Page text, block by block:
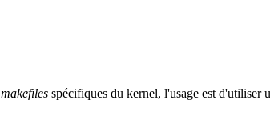
makefiles spécifiques du kernel, l'usage est d'utiliser